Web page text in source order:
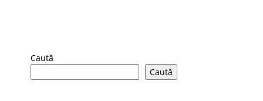
Caută
Caută